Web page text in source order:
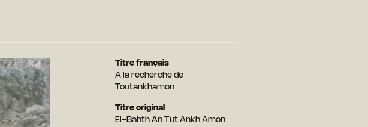
Titre français
A la recherche de
Toutankhamon
Titre original
El-Bahth An Tut Ankh Amon